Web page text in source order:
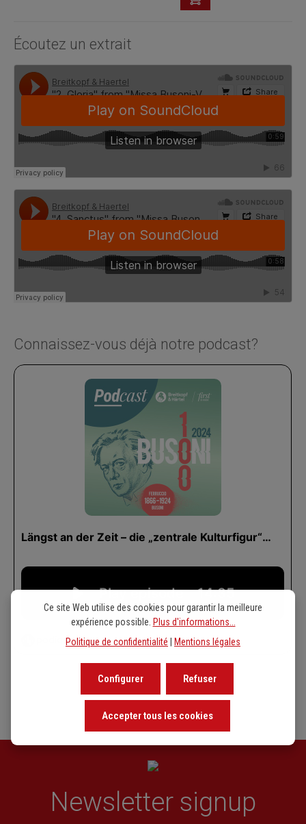
Écoutez un extrait
Connaissez-vous déjà notre podcast?
Newsletter signup
Ce site Web utilise des cookies pour garantir la meilleure
expérience possible. Plus d'informations...
Politique de confidentialité
Mentions légales
Refuser
Configurer
Accepter tous les cookies